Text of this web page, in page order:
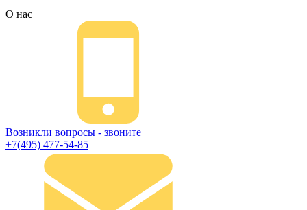
О нас
Возникли вопросы - звоните
+7(495) 477-54-85